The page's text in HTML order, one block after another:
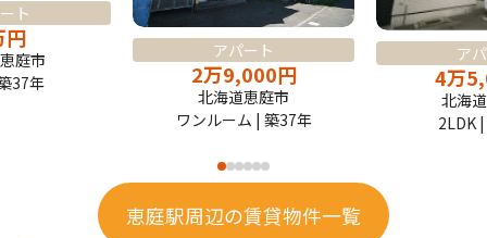
ト
円
庭市
37年
アパート
2万9,000円
北海道恵庭市
ワンルーム | 築37年
ア
4万
北海
2LDK
恵庭駅周辺の賃貸物件一覧